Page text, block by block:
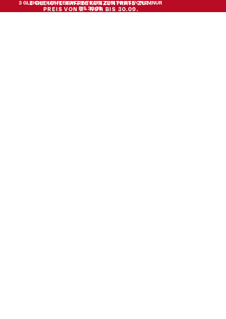
3 GLEICHE KAFFEEKONZENTRATE ZUM
PREIS VON 2 · NUR BIS 30.09.
3 GLEICHE KAFFEEKONZENTRATE ZUM PREIS VON 2 · NUR
BIS 30.09.